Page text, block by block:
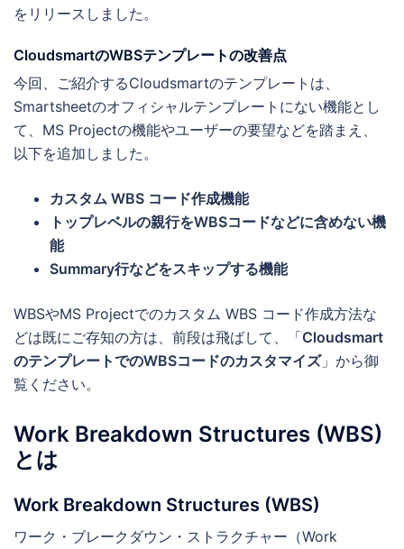
をリリースしました。
CloudsmartのWBSテンプレートの改善点
今回、ご紹介するCloudsmartのテンプレートは、
Smartsheetのオフィシャルテンプレートにない機能とし
て、MS Projectの機能やユーザーの要望などを踏まえ、
以下を追加しました。
カスタム WBS コード作成機能
トップレベルの親行をWBSコードなどに含めない機
能
Summary行などをスキップする機能
WBSやMS Projectでのカスタム WBS コード作成方法な
どは既にご存知の方は、前段は飛ばして、「Cloudsmart
のテンプレートでのWBSコードのカスタマイズ」から御
覧ください。
Work Breakdown Structures (WBS)
とは
Work Breakdown Structures (WBS)
ワーク・ブレークダウン・ストラクチャー（Work